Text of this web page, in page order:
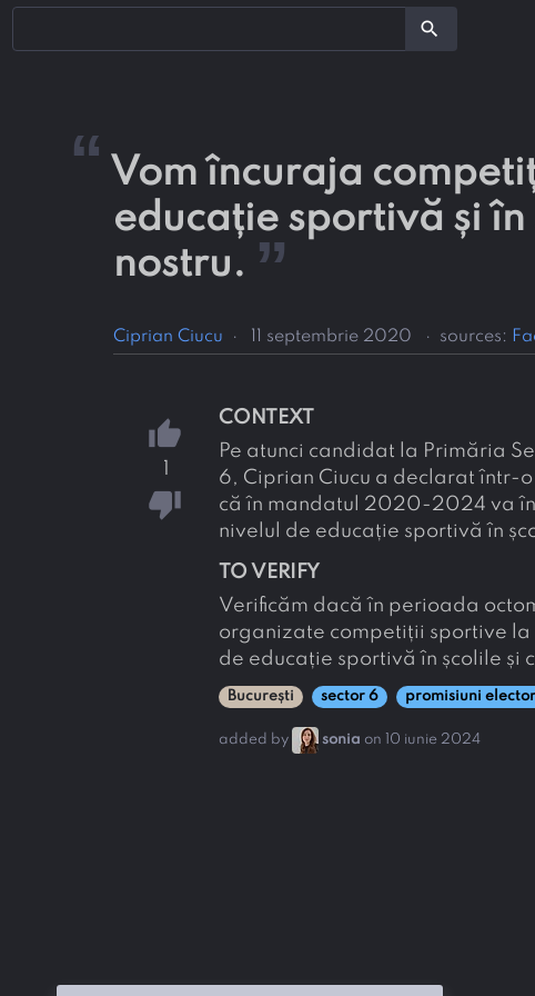
search
“ Vom încuraja
educație sportivă și
nostru. ”
Ciprian Ciucu · 11 septembrie 2020 · sources:
thumb_up
thumb_down
CONTEXT
Pe atunci candidat la Primăria
6, Ciprian Ciucu a declarat într-
că în mandatul 2020-2024 va
nivelul de educație sportivă în
TO VERIFY
Verificăm dacă în perioada
organizate competiții sportive la
de educație sportivă în școlile și
București sector 6 promisiuni
added by sonia on 10 iunie 2024